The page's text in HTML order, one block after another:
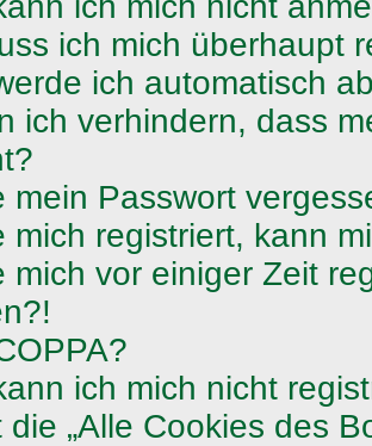
ich mich überhaupt
ich automatisch
ich verhindern, dass
mein Passwort
mich registriert, kann
mich vor einiger Zeit
ich mich nicht
die „Alle Cookies des